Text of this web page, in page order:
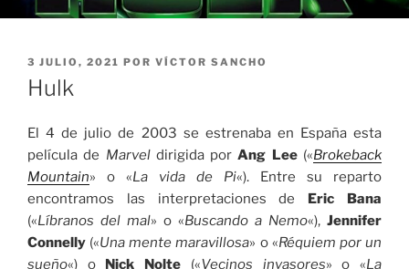
PUBLICADO
EL
3 JULIO, 2021 POR VÍCTOR SANCHO
Hulk
El 4 de julio de 2003 se estrenaba en España esta
película de Marvel dirigida porAng Lee («Brokeback
Mountain» o «La vida de Pi«). Entre su reparto
encontramos las interpretaciones de Eric Bana
(«Líbranos del mal» o «Buscando a Nemo«), Jennifer
Connelly («Una mente maravillosa» o «Réquiem por un
sueño«) o Nick Nolte («Vecinos invasores» o «La